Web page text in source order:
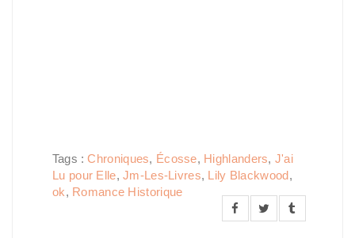
Tags :Chroniques, Écosse, Highlanders, J'ai
Lu pour Elle,Jm-Les-Livres, Lily Blackwood ,
ok, Romance Historique